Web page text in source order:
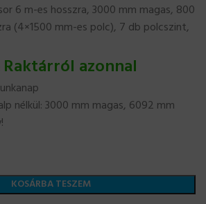
6 m-es hosszra, 3000 mm magas, 800
(4×1500 mm-es polc), 7 db polcszint,
Raktárról azonnal
nélkül: 3000 mm magas, 6092 mm
KOSÁRBA TESZEM